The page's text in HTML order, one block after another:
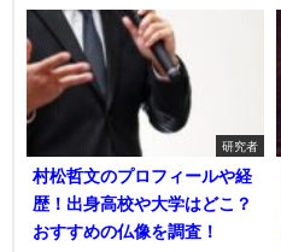
研究者
村松哲文のプロフィールや経
歴！出身高校や大学はどこ？
おすすめの仏像を調査！